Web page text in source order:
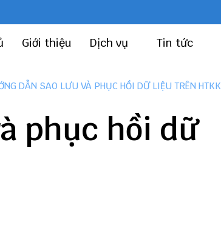
Giới thiệu Dịch vụ Tin tức
DẪN SAO LƯU VÀ PHỤC HỒI DỮ LIỆU TRÊN HTKK
phục hồi dữ